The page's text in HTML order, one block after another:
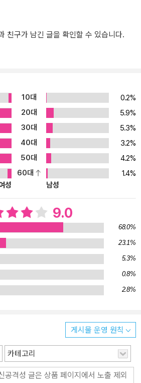
삼으며’, ‘삶이란 것을 놓고 진지하게 대
자기 검열에 수많은 이십대 독자들이 공
생각하게 만들었다는 독후감을 남기고 있
름에 출간된 『모순』은 저자나 해당 출판
이 한국 출판계가 크게 주목한 소설이었
융 위기로 경제구조가 무너지는 시점이었
업자들의 눈물이 연일 방송에 보도되고
최대 과제였던 그 해, 출판계 역시도 고
계가 과연 독서시장의 회복이 가능한가를
다고도 볼 수 있었다. 앞서 3년 간격으로
부 이상의 판매를 거뜬히 넘기던 양귀자
시절에도 가능한지를 지켜보던 출판계는
전 소설들보다 훨씬 빠른 속도로 베스트셀
시도 “모든 것이 너무
안하고 당황스럽기만 한 시절에, 소설이
엇일까. 용기를 잃고 주저앉은 사람들에
고 싶어 이 소설을 시작했으나, 모순으로
만 하다.”라고 ‘작가노트’를 통해 밝히고
로처럼 이 소설이 오늘도 많은 독자들에
친구가 남긴 글을 확인할 수 있습니다.
10대
0.2%
20대
5.9%
30대
5.3%
40대
3.2%
50대
4.2%
60대
1.4%
성
남성
9.0
68.0%
23.1%
5.3%
0.8%
2.8%
게시물 운영 원칙
카테고리